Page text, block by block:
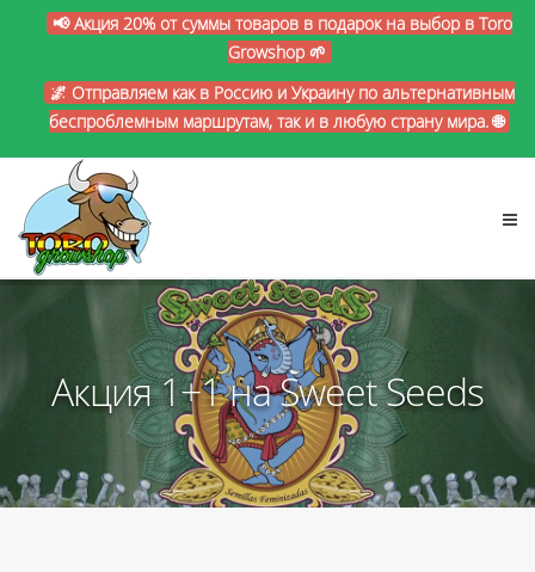
📢 Акция 20% от суммы товаров в подарок на выбор в Toro
Growshop 🌱
🌌 Отправляем как в Россию и Украину по альтернативным
беспроблемным маршрутам, так и в любую страну мира. 🌐
Акция 1+1 на Sweet Seeds